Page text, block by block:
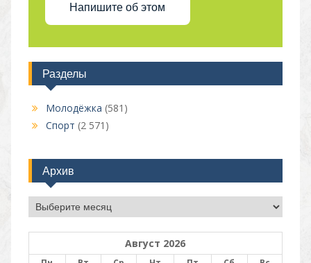
Напишите об этом
Разделы
Молодёжка (581)
Спорт (2 571)
Архив
Архив
Август 2026